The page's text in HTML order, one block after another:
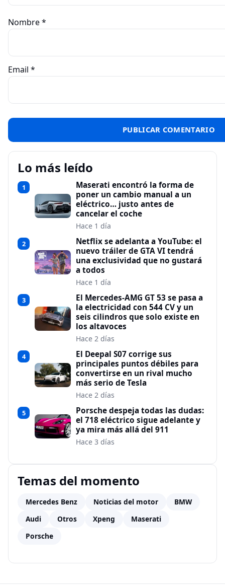
Nombre*
Email *
Lo más leído
1
Maserati encontró la forma de
poner un cambio manual a un
eléctrico… justo antes de
cancelar el coche
Hace 1 día
2
Netflix se adelanta a YouTube: el
nuevo tráiler de GTA VI tendrá
una exclusividad que no gustará
a todos
Hace 1 día
3
El Mercedes-AMG GT 53 se pasa a
la electricidad con 544 CV y un
seis cilindros que solo existe en
los altavoces
Hace 2 días
4
El Deepal S07 corrige sus
principales puntos débiles para
convertirse en un rival mucho
más serio de Tesla
Hace 2 días
5
Porsche despeja todas las dudas:
el 718 eléctrico sigue adelante y
ya mira más allá del 911
Hace 3 días
Temas del momento
Mercedes Benz Noticias del motor
BMW
Audi
Otros Xpeng
Maserati
Porsche